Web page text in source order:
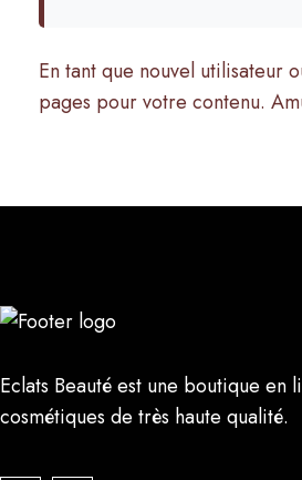
En tant que nouvel utilisateur
pages pour votre contenu.
Eclats Beauté est une boutique
cosmétiques de très haute qualité.